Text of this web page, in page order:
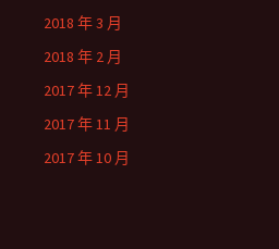
2018 年 3 月
2018 年 2 月
2017 年 12 月
2017 年 11 月
2017 年 10 月